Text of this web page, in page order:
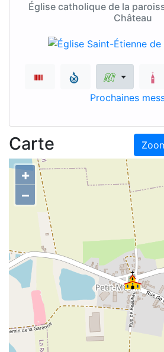
Église catholique de la
Château
Prochaines
Carte
+
–